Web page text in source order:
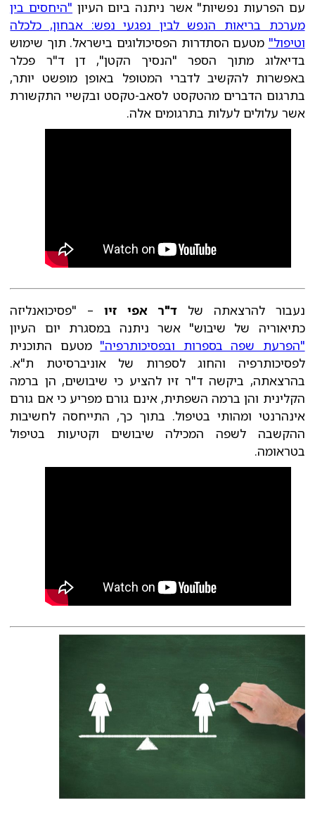
עם הפרעות נפשיות" אשר ניתנה ביום העיון "היחסים בין
מערכת בריאות הנפש לבין נפגעי נפש: אבחון, כלכלה
וטיפול" מטעם הסתדרות הפסיכולוגים בישראל. תוך שימוש
בדיאלוג מתוך הספר "הנסיך הקטן", דן ד"ר פכלר
באפשרות להקשיב לדברי המטופל באופן מופשט יותר,
בתרגום הדברים מהטקסט לסאב-טקסט ובקשיי התקשורת
אשר עלולים לעלות בתרגומים אלה.
נעבור להרצאתה של ד"ר אפי זיו – "פסיכואנליזה
כתיאוריה של שיבוש" אשר ניתנה במסגרת יום העיון
"הפרעת שפה בספרות ובפסיכותרפיה" מטעם התוכנית
לפסיכותרפיה והחוג לספרות של אוניברסיטת ת"א.
בהרצאתה, ביקשה ד"ר זיו להציע כי שיבושים, הן ברמה
הקלינית והן ברמה השפתית, אינם גורם מפריע כי אם גורם
אינהרנטי ומהותי בטיפול. בתוך כך, התייחסה לחשיבות
ההקשבה לשפה המכילה שיבושים וקטיעות בטיפול
בטראומה.